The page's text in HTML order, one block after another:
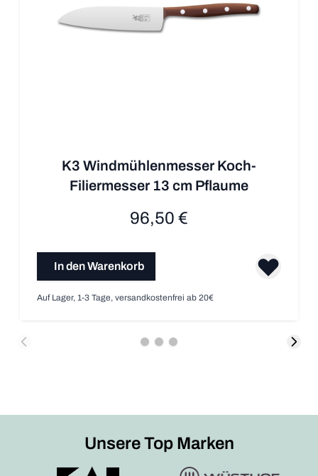
K3 Windmühlenmesser Koch-
Filiermesser 13 cm Pflaume
96,50 €
In den Warenkorb
Auf Lager, 1-3 Tage, versandkostenfrei ab 20€
Unsere Top Marken